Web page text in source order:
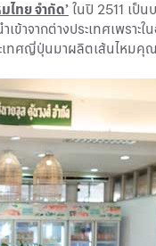
ไทย จำกัด’ ในปี 2511 เป็
าจากต่างประเทศเพรา
เทศญี่ปุ่นมาผลิตเส้นไหมคุ